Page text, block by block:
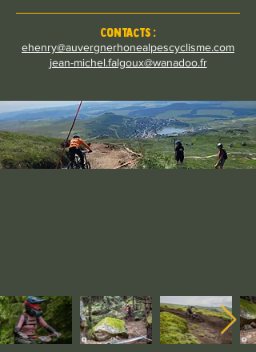
Contacts :
ehenry@auvergnerhonealpescyclisme.com
jean-michel.falgoux@wanadoo.fr